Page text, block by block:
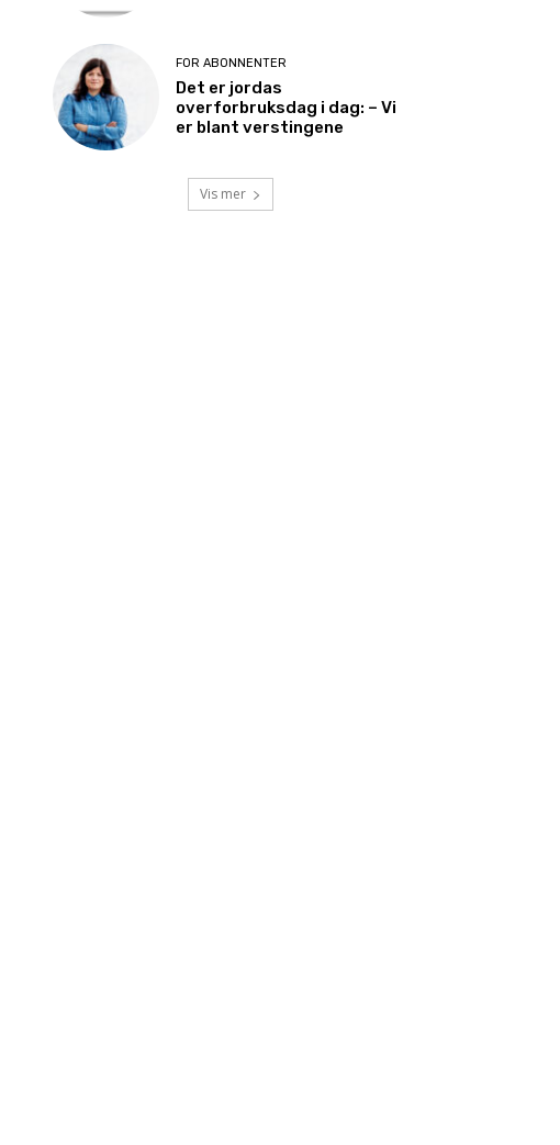
FOR ABONNENTER
Det er jordas
overforbruksdag i dag: – Vi
er blant verstingene
Vis mer